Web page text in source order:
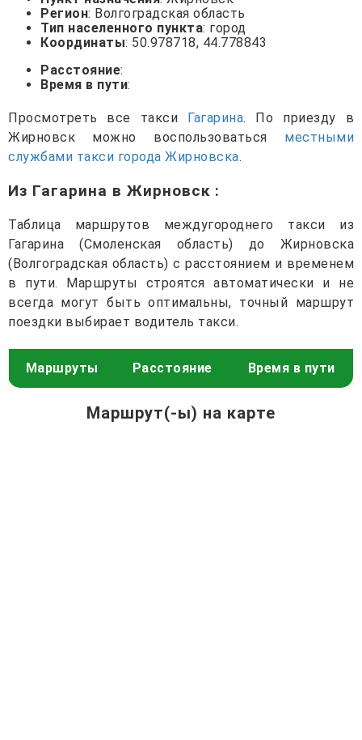
Регион: Волгоградская область
Тип населенного пункта: город
Координаты: 50.978718, 44.778843
Расстояние:
Время в пути:
Просмотреть все такси Гагарина. По приезду в
Жирновск можно воспользоваться местными
службами такси города Жирновска.
Из Гагарина в Жирновск :
Таблица маршрутов междугороднего такси из
Гагарина (Смоленская область) до Жирновска
(Волгоградская область) с расстоянием и временем
в пути. Маршруты строятся автоматически и не
всегда могут быть оптимальны, точный маршрут
поездки выбирает водитель такси.
Маршруты Расстояние Время в пути
Маршрут(-ы) на карте